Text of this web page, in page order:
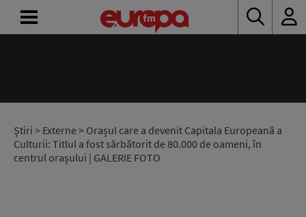
Știri > Externe> Orașul care a devenit Capitala Europeană a
Culturii: Titlul a fost sărbătorit de 80.000 de oameni, în
centrul orașului | GALERIE FOTO
RADIO
CONCURSURI